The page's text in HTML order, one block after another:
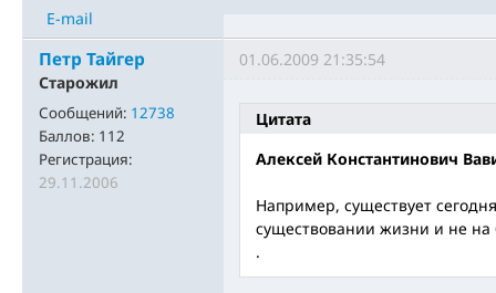
E-mail
Петр Тайгер
Старожил
Сообщений: 12738
Баллов: 112
Регистрация:
29.11.2006
01.06.2009 21:35:54
Цитата
Алексей Константинович
Например, существует
существовании жизни и не на
.